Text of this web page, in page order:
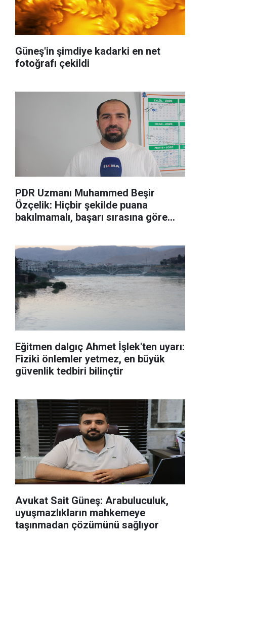
Güneş'in şimdiye kadarki en net
fotoğrafı çekildi
PDR Uzmanı Muhammed Beşir
Özçelik: Hiçbir şekilde puana
bakılmamalı, başarı sırasına göre
Eğitmen dalgıç Ahmet İşlek'ten uyarı:
Fiziki önlemler yetmez, en büyük
güvenlik tedbiri bilinçtir
Avukat Sait Güneş: Arabuluculuk,
uyuşmazlıkların mahkemeye
taşınmadan çözümünü sağlıyor